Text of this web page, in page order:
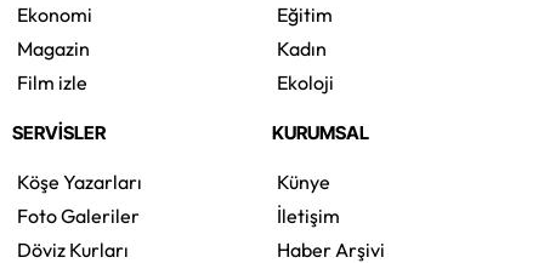
Ekonomi
Magazin
Film izle
Eğitim
Kadın
Ekoloji
SERVİSLER
Köşe Yazarları
Foto Galeriler
Döviz Kurları
KURUMSAL
Künye
İletişim
Haber Arşivi